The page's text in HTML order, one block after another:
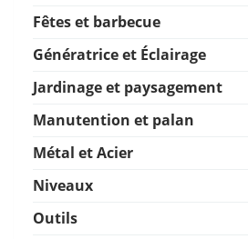
Fêtes et barbecue
Génératrice et Éclairage
Jardinage et paysagement
Manutention et palan
Métal et Acier
Niveaux
Outils